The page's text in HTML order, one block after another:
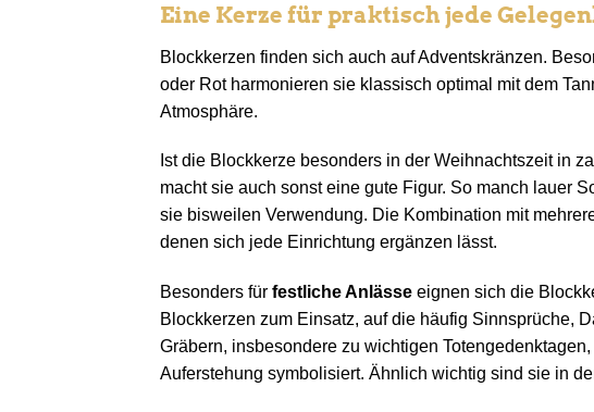
Eine Kerze für praktisch jede
Blockkerzen finden sich auch auf Adventskränzen.
oder Rot harmonieren sie klassisch optimal mit dem
Atmosphäre.
Ist die Blockkerze besonders in der Weihnachtszeit in
macht sie auch sonst eine gute Figur. So manch lauer
sie bisweilen Verwendung. Die Kombination mit
denen sich jede Einrichtung ergänzen lässt.
Besonders für festliche Anlässe eignen sich die
Blockkerzen zum Einsatz, auf die häufig Sinnsprüche,
Gräbern, insbesondere zu wichtigen
Auferstehung symbolisiert. Ähnlich wichtig sind sie in